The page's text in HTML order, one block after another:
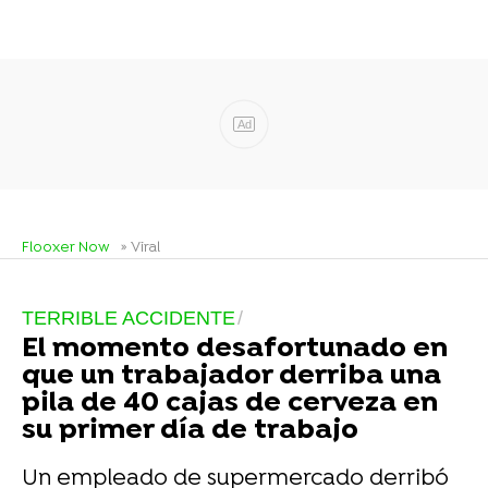
Ad
Flooxer Now » Viral